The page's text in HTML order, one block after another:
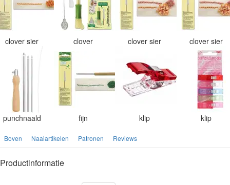
clover sier clover clover sier clover sier
punchnaald fijn klip klip
Boven Naaiartikelen Patronen Reviews
Productinformatie